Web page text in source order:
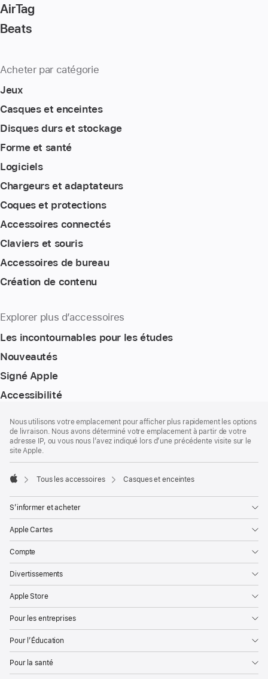
AirTag
Beats
Acheter par catégorie
Jeux
Casques et enceintes
Disques durs et stockage
Forme et santé
Logiciels
Chargeurs et adaptateurs
Coques et protections
Accessoires connectés
Claviers et souris
Accessoires de bureau
Création de contenu
Explorer plus d’accessoires
Les incontournables pour les études
Nouveautés
Signé Apple
Accessibilité
de
page
de
bas
de
Nous utilisons votre emplacement pour afficher plus rapidement les options
de livraison. Nous avons déterminé votre emplacement à partir de votre
adresse IP, ou vous nous l’avez indiqué lors d’une précédente visite sur le
site Apple.
Tous les accessoires Casques et enceintes
S’informer et acheter
Apple Cartes
Compte
Divertissements
Apple Store
Pour les entreprises
Pour l’Éducation
Pour la santé